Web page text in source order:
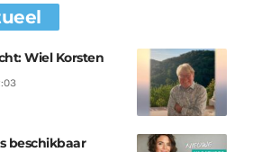
Wiel Korsten
beschikbaar